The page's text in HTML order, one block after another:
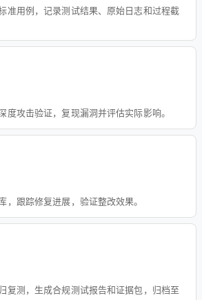
准用例，记录测试结果、原始日志和过程截
度攻击验证，复现漏洞并评估实际影响。
，跟踪修复进展，验证整改效果。
复测，生成合规测试报告和证据包，归档至